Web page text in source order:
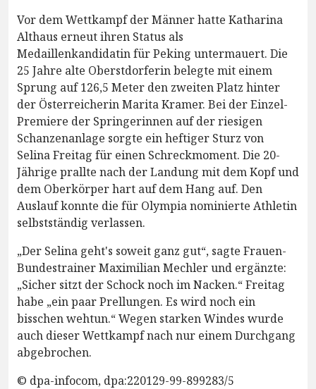
Vor dem Wettkampf der Männer hatte Katharina
Althaus erneut ihren Status als
Medaillenkandidatin für Peking untermauert. Die
25 Jahre alte Oberstdorferin belegte mit einem
Sprung auf 126,5 Meter den zweiten Platz hinter
der Österreicherin Marita Kramer. Bei der Einzel-
Premiere der Springerinnen auf der riesigen
Schanzenanlage sorgte ein heftiger Sturz von
Selina Freitag für einen Schreckmoment. Die 20-
Jährige prallte nach der Landung mit dem Kopf und
dem Oberkörper hart auf dem Hang auf. Den
Auslauf konnte die für Olympia nominierte Athletin
selbstständig verlassen.
„Der Selina geht's soweit ganz gut“, sagte Frauen-
Bundestrainer Maximilian Mechler und ergänzte:
„Sicher sitzt der Schock noch im Nacken.“ Freitag
habe „ein paar Prellungen. Es wird noch ein
bisschen wehtun.“ Wegen starken Windes wurde
auch dieser Wettkampf nach nur einem Durchgang
abgebrochen.
© dpa-infocom, dpa:220129-99-899283/5